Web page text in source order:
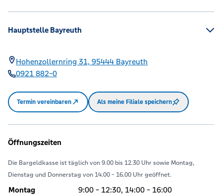
Hauptstelle Bayreuth
Hohenzollernring 31, 95444 Bayreuth
0921 882-0
Termin vereinbaren Als meine Filiale speichern
Öffnungszeiten
Die Bargeldkasse ist täglich von 9.00 bis 12.30 Uhr sowie Montag,
Dienstag und Donnerstag von 14.00 - 16.00 Uhr geöffnet.
Montag 9:00 - 12:30, 14:00 - 16:00